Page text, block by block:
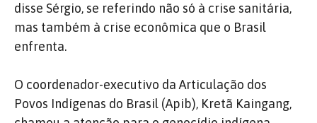
disse Sérgio, se referindo não só à crise sanitária,
mas também à crise econômica que o Brasil
enfrenta.
O coordenador-executivo da Articulação dos
Povos Indígenas do Brasil (Apib), Kretã Kaingang,